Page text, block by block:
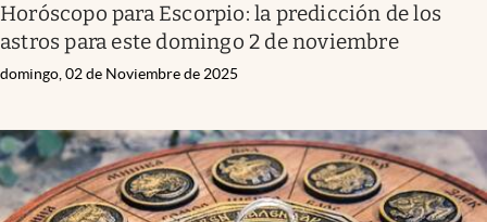
Horóscopo para Escorpio: la predicción de los
astros para este domingo 2 de noviembre
domingo, 02 de Noviembre de 2025